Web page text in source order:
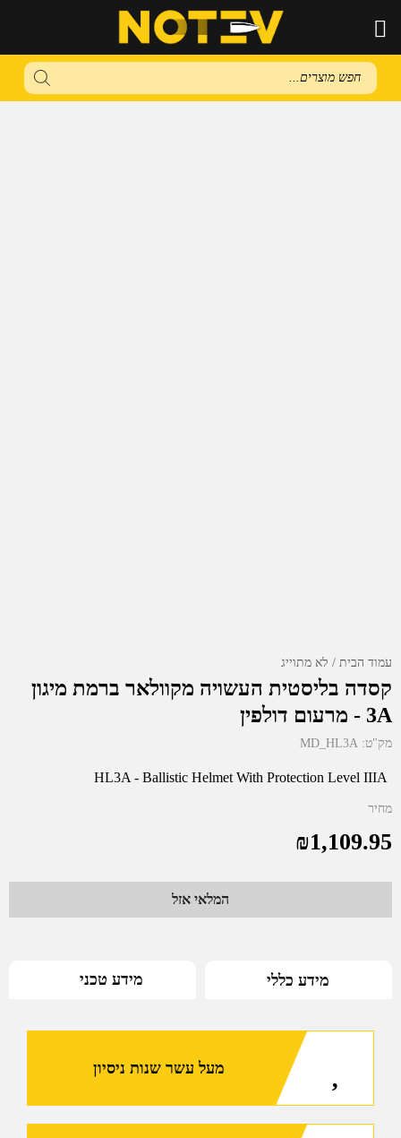
Products
search
עמוד הבית לא מתוייג
קסדה בליסטית העשויה מקוולאר ברמת מיגון
3A - מרעום דולפין
מק"ט: MD_HL3A
HL3A - Ballistic Helmet With Protection Level IIIA
מחיר
₪1,109.95
המלאי אזל
מידע כללי מידע טכני
מעל עשר שנות ניסיון